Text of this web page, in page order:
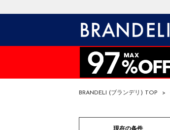
BRANDELI (ブランデリ) TOP >
現在の条件